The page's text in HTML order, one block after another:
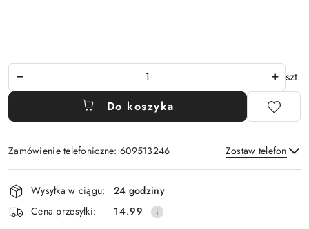
szt.
Do koszyka
Zamówienie telefoniczne: 609513246 Zostaw telefon
Wyślij
Dostępność
i
dostawa
Wysyłka w ciągu:
24 godziny
Cena przesyłki:
14.99